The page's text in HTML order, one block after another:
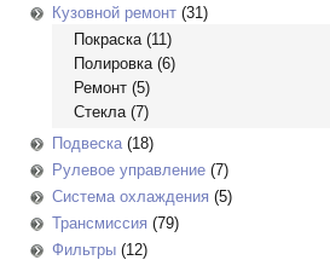
Кузовной ремонт (31)
Покраска(11)
Полировка(6)
Ремонт (5)
Стекла(7)
Подвеска(18)
Рулевое управление (7)
Система охлаждения (5)
Трансмиссия (79)
Фильтры (12)